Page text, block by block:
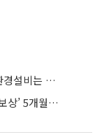
현대건설, 아파트·토건·건축 1위…산업·환경설비는 삼성E&A
용적률 높여 임대 더 지으라더니…‘제값 보상’ 5개월째 국회에 발목